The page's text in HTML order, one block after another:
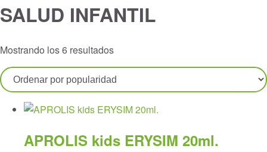
SALUD INFANTIL
Mostrando los 6 resultadosOrdenado
por
popularidad
APROLIS kids ERYSIM 20ml.